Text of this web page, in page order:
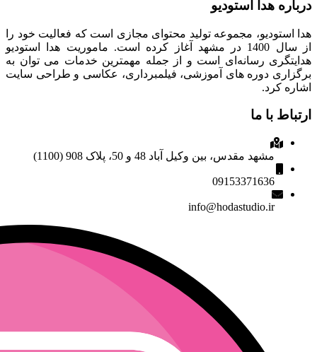
درباره هدا استودیو
هدا استودیو، مجموعه تولید محتوای مجازی است که فعالیت خود را
از سال 1400 در مشهد آغاز کرده است. ماموریت هدا استودیو
هدایتگری رسانه‌ای است و از جمله مهمترین خدمات می توان به
برگزاری دوره های آموزشی، فیلمبرداری، عکاسی و طراحی سایت
اشاره کرد.
ارتباط با ما
مشهد مقدس، بین وکیل آباد 48 و 50، پلاک 908 (1100)
info@hodastudio.ir